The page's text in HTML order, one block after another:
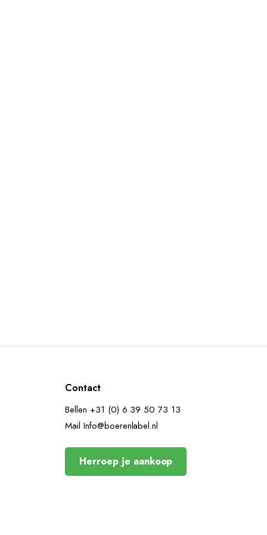
Contact
Bellen +31 (0) 6 39 50 73 13
Mail Info@boerenlabel.nl
Herroep je aankoop